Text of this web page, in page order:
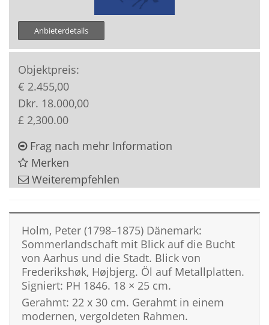
Anbieterdetails
Objektpreis:
€ 2.455,00
Dkr. 18.000,00
£ 2,300.00
Frag nach mehr Information
Merken
Weiterempfehlen
Holm, Peter (1798–1875) Dänemark:
Sommerlandschaft mit Blick auf die Bucht
von Aarhus und die Stadt. Blick von
Frederikshøk, Højbjerg. Öl auf Metallplatten.
Signiert: PH 1846. 18 × 25 cm.
Gerahmt: 22 x 30 cm. Gerahmt in einem
modernen, vergoldeten Rahmen.